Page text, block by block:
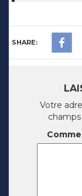
SHARE:
Votre